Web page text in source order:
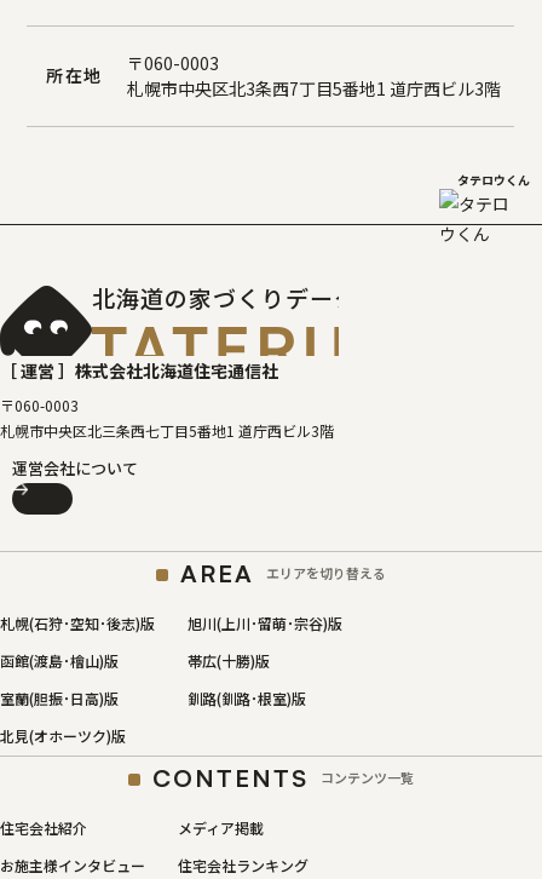
所在地
〒060-0003
札幌市中央区北3条西7丁目5番地1 道庁西ビル3階
タテロウくん
北海道の家づくりデータベース
［ 運営 ］ 株式会社北海道住宅通信社
〒060-0003
札幌市中央区北三条西七丁目5番地1 道庁西ビル3階
運営会社について
AREA エリアを切り替える
札幌(石狩･空知･後志)版
旭川(上川･留萌･宗谷)版
函館(渡島･檜山)版
帯広(十勝)版
室蘭(胆振･日高)版
釧路(釧路･根室)版
北見(オホーツク)版
CONTENTS コンテンツ一覧
住宅会社紹介
メディア掲載
お施主様インタビュー
住宅会社ランキング